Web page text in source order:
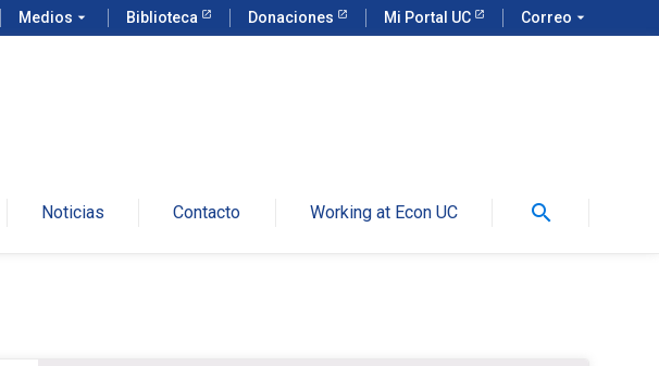
Medios arrow_drop_down Biblioteca Donaciones Mi Portal UC Correo arrow_drop_down
Noticias Contacto Working at Econ UC search